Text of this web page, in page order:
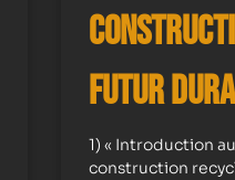
Futur
1) « Introduction
construction